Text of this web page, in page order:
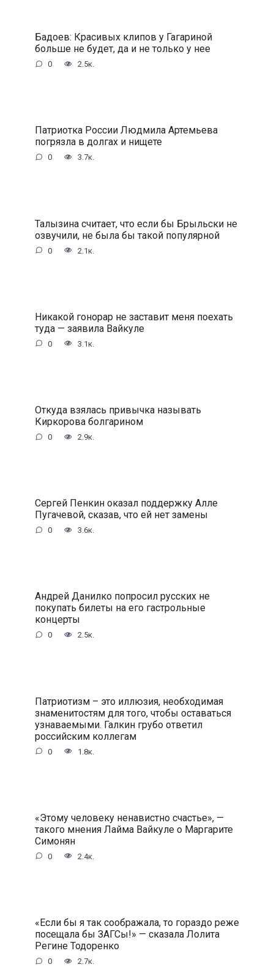
Бадоев: Красивых клипов у Гагариной
больше не будет, да и не только у нее
0 2.5к.
Патриотка России Людмила Артемьева
погрязла в долгах и нищете
0 3.7к.
Талызина считает, что если бы Брыльски не
озвучили, не была бы такой популярной
0 2.1к.
Никакой гонорар не заставит меня поехать
туда — заявила Вайкyле
0 3.1к.
Откуда взялась привычка называть
Киркорова болгарином
0 2.9к.
Сергей Пенкин оказал поддержку Алле
Пугачевой, сказав, что ей нет замены
0 3.6к.
Андрей Данилко попросил русских не
покупать билеты на его гастрольные
концерты
0 2.5к.
Патриотизм – это иллюзия, необходимая
знаменитостям для того, чтобы оставаться
узнаваемыми. Галкин грубо ответил
российским коллегам
0 1.8к.
«Этому человеку ненавистно счастье», —
такого мнения Лайма Вайкуле о Маргарите
Симонян
0 2.4к.
«Если бы я так соображала, то гораздо реже
посещала бы ЗАГСы!» — сказала Лолита
Регине Тодоренко
0 2.7к.